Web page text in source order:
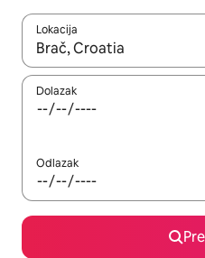
Lokacija
Kada budu dostupni
Dolazak
Odlazak